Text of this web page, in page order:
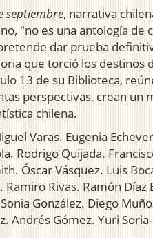
septiembre, narrativa
"no es una antología
dar prueba
que torció los destinos
13 de su Biblioteca,
perspectivas, crean un
chilena.
Varas. Eugenia
Rodrigo Quijada.
Óscar Vásquez. Luis
Ramiro Rivas. Ramón
González. Diego
Andrés Gómez. Yuri